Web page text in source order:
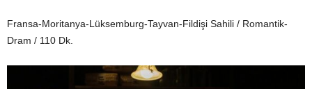
Fransa-Moritanya-Lüksemburg-Tayvan-Fildişi Sahili / Romantik-
Dram / 110 Dk.